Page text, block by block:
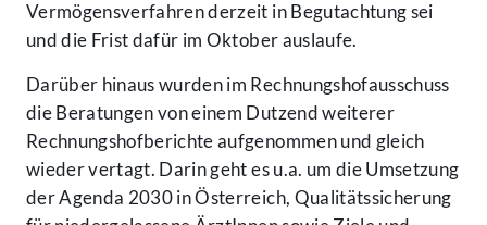
Vermögensverfahren derzeit in Begutachtung sei
und die Frist dafür im Oktober auslaufe.
Darüber hinaus wurden im Rechnungshofausschuss
die Beratungen von einem Dutzend weiterer
Rechnungshofberichte aufgenommen und gleich
wieder vertagt. Darin geht es u.a. um die Umsetzung
der Agenda 2030 in Österreich, Qualitätssicherung